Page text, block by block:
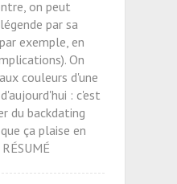
on peut
par sa
exemple, en
On
couleurs d'une
: c'est
du backdating
ça plaise en